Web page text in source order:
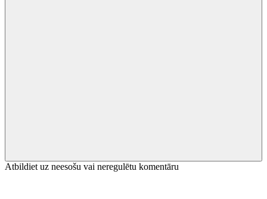
Atbildiet uz neesošu vai neregulētu komentāru